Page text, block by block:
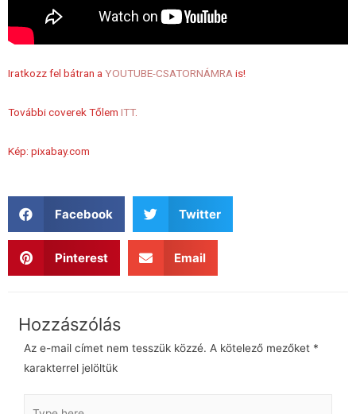
Iratkozz fel bátran aYOUTUBE-CSATORNÁMRAis!
További coverek Tőlem ITT.
Kép: pixabay.com
Facebook Twitter
Pinterest Email
Az e-mail címet nem tesszük közzé. A kötelező mezőket *
karakterrel jelöltük